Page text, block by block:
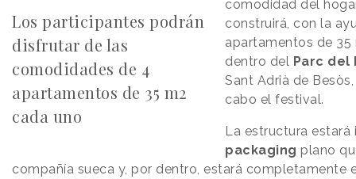
Los participantes podrán
disfrutar de las
comodidades de 4
apartamentos de 35 m2
cada uno
comodidad del
construirá, con la
apartamentos de
dentro del Parc del
Sant Adrià de
cabo el festival.
La estructura estará
packaging plano
compañía sueca y, por dentro, estará completamente